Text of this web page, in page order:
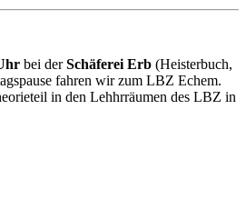
bei derSchäferei Erb (Heisterbuch,
fahren wir zum LBZ Echem.
in den Lehhrräumen des LBZ in